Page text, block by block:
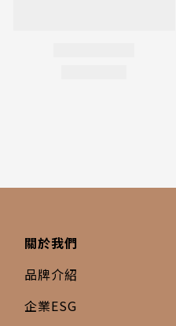
關於我們
品牌介紹
企業ESG